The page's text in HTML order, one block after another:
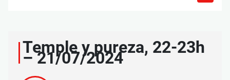
Temple y pureza, 22-23h
– 21/07/2024